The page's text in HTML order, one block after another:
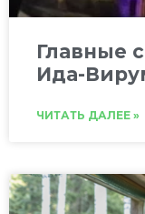
Главные
Ида-
ЧИТАТЬ ДАЛЕЕ »